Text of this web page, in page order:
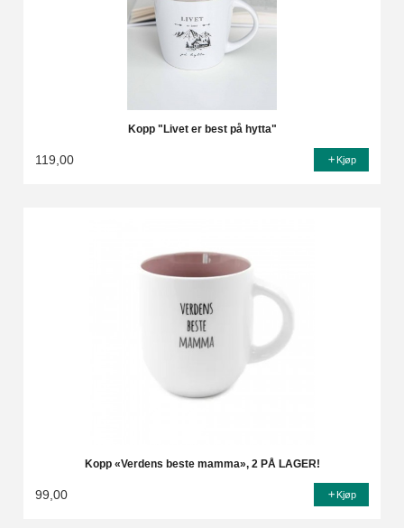
Kopp "Livet er best på hytta"
119,00 Kjøp
Kopp «Verdens beste mamma», 2 PÅ LAGER!
99,00 Kjøp